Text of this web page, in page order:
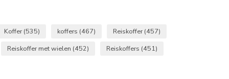
Koffer (535) koffers (467) Reiskoffer (457)
Reiskoffer met wielen (452) Reiskoffers (451)